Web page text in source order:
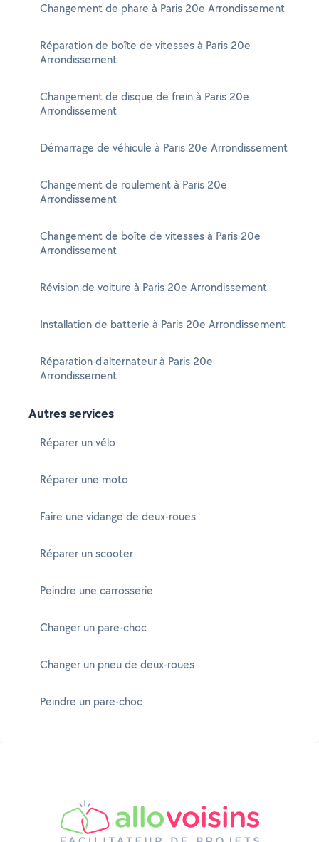
Changement de phare à Paris 20e Arrondissement
Réparation de boîte de vitesses à Paris 20e
Arrondissement
Changement de disque de frein à Paris 20e
Arrondissement
Démarrage de véhicule à Paris 20e Arrondissement
Changement de roulement à Paris 20e
Arrondissement
Changement de boîte de vitesses à Paris 20e
Arrondissement
Révision de voiture à Paris 20e Arrondissement
Installation de batterie à Paris 20e Arrondissement
Réparation d'alternateur à Paris 20e
Arrondissement
Autres services
Réparer un vélo
Réparer une moto
Faire une vidange de deux-roues
Réparer un scooter
Peindre une carrosserie
Changer un pare-choc
Changer un pneu de deux-roues
Peindre un pare-choc